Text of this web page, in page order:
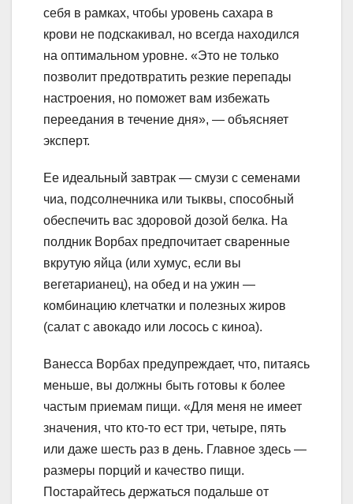
себя в рамках, чтобы уровень сахара в
крови не подскакивал, но всегда находился
на оптимальном уровне. «Это не только
позволит предотвратить резкие перепады
настроения, но поможет вам избежать
переедания в течение дня», — объясняет
эксперт.
Ее идеальный завтрак — смузи с семенами
чиа, подсолнечника или тыквы, способный
обеспечить вас здоровой дозой белка. На
полдник Ворбах предпочитает сваренные
вкрутую яйца (или хумус, если вы
вегетарианец), на обед и на ужин —
комбинацию клетчатки и полезных жиров
(салат с авокадо или лосось с киноа).
Ванесса Ворбах предупреждает, что, питаясь
меньше, вы должны быть готовы к более
частым приемам пищи. «Для меня не имеет
значения, что кто-то ест три, четыре, пять
или даже шесть раз в день. Главное здесь —
размеры порций и качество пищи.
Постарайтесь держаться подальше от